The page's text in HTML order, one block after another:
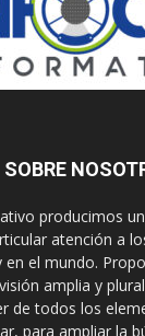
SOBRE
producimos
atención a
en el mundo.
amplia y
de todos los
para ampliar la